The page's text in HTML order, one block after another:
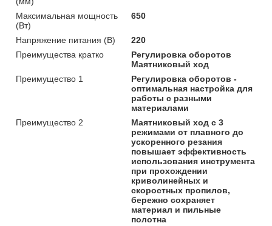
Максимальная мощность
(Вт)
650
Напряжение питания (В)
220
Преимущества кратко
Регулировка оборотов
Маятниковый ход
Преимущество 1
Регулировка оборотов -
оптимальная настройка для
работы с разными
материалами
Преимущество 2
Маятниковый ход с 3
режимами от плавного до
ускоренного резания
повышает эффективность
использования инструмента
при прохождении
криволинейных и
скоростных пропилов,
бережно сохраняет
материал и пильные
полотна